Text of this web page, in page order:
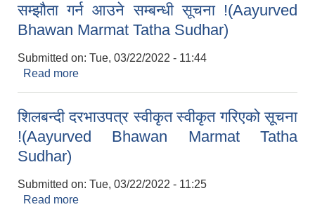
सम्झौता गर्न आउने सम्बन्धी सूचना !(Aayurved
Bhawan Marmat Tatha Sudhar)
Submitted on: Tue, 03/22/2022 - 11:44
Read more
शिलबन्दी दरभाउपत्र स्वीकृत स्वीकृत गरिएको सूचना
!(Aayurved Bhawan Marmat Tatha
Sudhar)
Submitted on: Tue, 03/22/2022 - 11:25
Read more